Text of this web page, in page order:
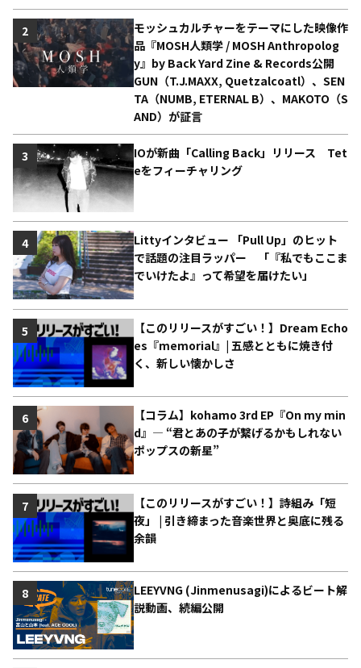
モッシュカルチャーをテーマにした映像作
品『MOSH人類学 / MOSH Anthropolog
y』by Back Yard Zine & Records公開
GUN（T.J.MAXX, Quetzalcoatl）、SEN
TA（NUMB, ETERNAL B）、MAKOTO（S
AND）が証言
2
IOが新曲「Calling Back」リリース Tet
eをフィーチャリング
3
Littyインタビュー 「Pull Up」のヒット
で話題の注目ラッパー 「『私でもここま
でいけたよ』って希望を届けたい」
4
【このリリースがすごい！】Dream Echo
es『memorial』| 五感とともに焼き付
く、新しい懐かしさ
5
【コラム】kohamo 3rd EP『On my min
d』― “君とあの子が繋げるかもしれない
ポップスの新星”
6
【このリリースがすごい！】詩組み「短
夜」 | 引き締まった音楽世界と奥底に残る
余韻
7
LEEYVNG (Jinmenusagi)によるビート解
説動画、続編公開
8